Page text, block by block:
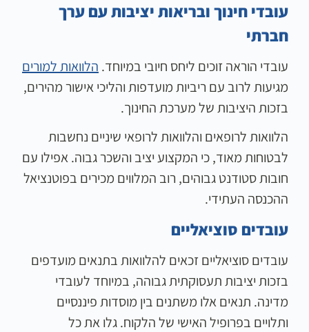
עובדי חינוך ובריאות יציבות עם ערך
חברתי
עובדי הוראה זוכים ליחס חיובי במיוחד. הלוואות למורים
מגיעות לרוב עם ריביות מועדפות והליכי אישור מהירים,
בזכות היציבות של מערכת החינוך.
הלוואות לרופאים והלוואות לרופאי שיניים נחשבות
לבטוחות מאוד, כי המקצוע יציב והשכר גבוה. אפילו עם
חובות סטודנט גבוהים, רוב המלווים מכירים בפוטנציאל
ההכנסה העתידי.
עובדים סוציאליים
עובדים סוציאליים זכאים להלוואות בתנאים מועדפים
בזכות יציבות תעסוקתית גבוהה, במיוחד לעובדי
מדינה. תנאים אלו משתנים בין מוסדות פיננסיים
ותלויים בפרופיל האישי של הלקוח. גלו את כל